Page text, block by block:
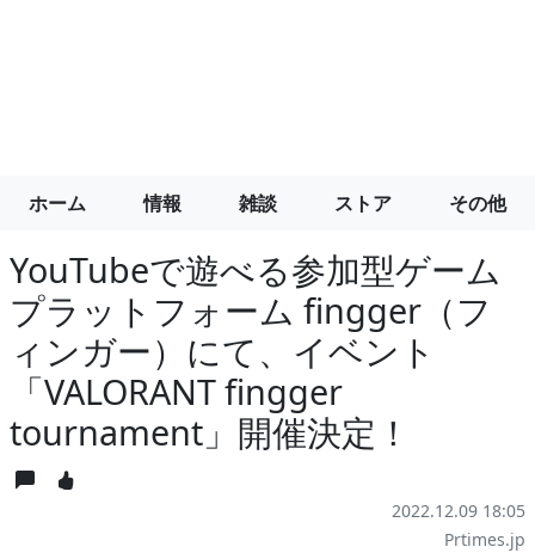
ホーム 情報 雑談 ストア その他
YouTubeで遊べる参加型ゲーム
プラットフォーム fingger（フ
ィンガー）にて、イベント
「VALORANT fingger
tournament」開催決定！
2022.12.09 18:05
Prtimes.jp